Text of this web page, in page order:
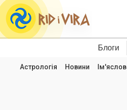
Блоги
Астрологія Новини Ім'яслов